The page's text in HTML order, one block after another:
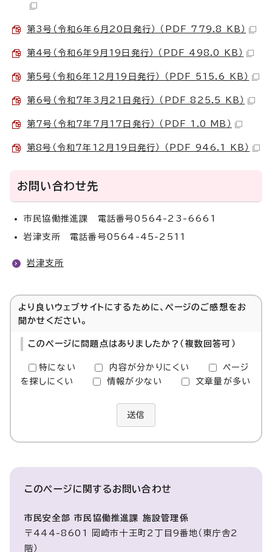
第3号（令和6年6月20日発行） （PDF 779.8 KB）
第4号（令和6年9月19日発行） （PDF 498.0 KB）
第5号（令和6年12月19日発行） （PDF 515.6 KB）
第6号（令和7年3月21日発行） （PDF 825.5 KB）
第7号（令和7年7月17日発行） （PDF 1.0 MB）
第8号（令和7年12月19日発行） （PDF 946.1 KB）
お問い合わせ先
市民協働推進課 電話番号0564-23-6661
岩津支所 電話番号0564-45-2511
岩津支所
より良いウェブサイトにするために、ページのご感想をお
聞かせください。
このページに問題点はありましたか？（複数回答可）
特にない 内容が分かりにくい
ページ
を探しにくい
情報が少ない 文章量が多い
送信
このページに関するお問い合わせ
市民安全部 市民協働推進課 施設管理係
〒444-8601 岡崎市十王町2丁目9番地（東庁舎2
階）